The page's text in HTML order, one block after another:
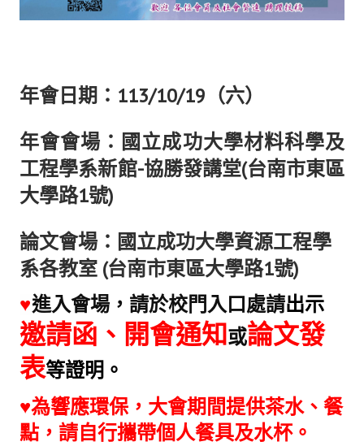
鑛冶論文獎複審作業細則
傑出服務貢獻獎設置辦法
學會章程
會員代表選舉辦法
學會獎項
盧善棟獎學金
盧善棟獎學金得獎人
歷年技術獎章得獎人
技術獎章得獎人介紹
歷年大專學生獎勵金得獎人
年會日期：113/10/19（六）
年會會場：國立成功大學材料科學及
工程學系新館-協勝發講堂(台南市東區
大學路1號)
論文會場：國立成功大學資源工程學
系各教室 (台南市東區大學路1號)
♥進入會場，請於校門入口處請出示
邀請函、開會通知或論文發
表等證明 。
♥為響應環保， 大會期間提供茶水、餐
點，請自行攜帶個人餐具及水杯。